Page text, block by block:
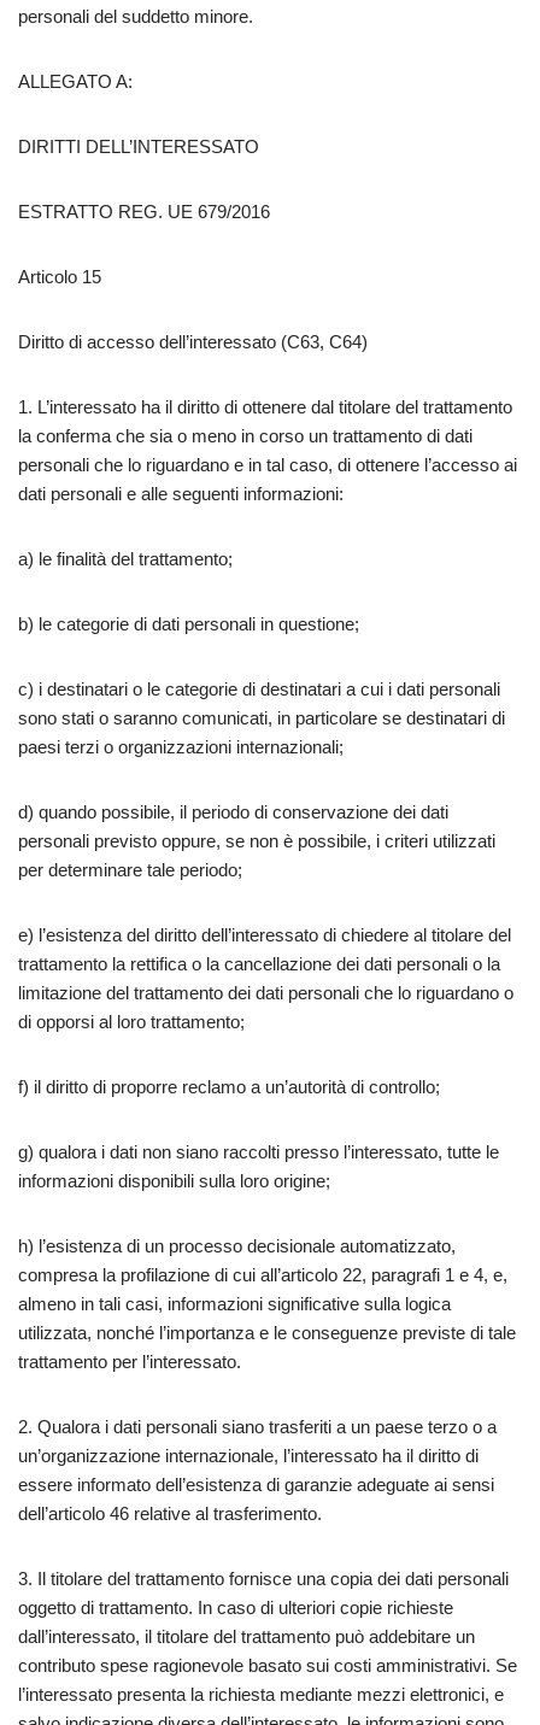
personali del suddetto minore.
ALLEGATO A:
DIRITTI DELL’INTERESSATO
ESTRATTO REG. UE 679/2016
Articolo 15
Diritto di accesso dell’interessato (C63, C64)
1. L’interessato ha il diritto di ottenere dal titolare del trattamento
la conferma che sia o meno in corso un trattamento di dati
personali che lo riguardano e in tal caso, di ottenere l’accesso ai
dati personali e alle seguenti informazioni:
a) le finalità del trattamento;
b) le categorie di dati personali in questione;
c) i destinatari o le categorie di destinatari a cui i dati personali
sono stati o saranno comunicati, in particolare se destinatari di
paesi terzi o organizzazioni internazionali;
d) quando possibile, il periodo di conservazione dei dati
personali previsto oppure, se non è possibile, i criteri utilizzati
per determinare tale periodo;
e) l’esistenza del diritto dell’interessato di chiedere al titolare del
trattamento la rettifica o la cancellazione dei dati personali o la
limitazione del trattamento dei dati personali che lo riguardano o
di opporsi al loro trattamento;
f) il diritto di proporre reclamo a un’autorità di controllo;
g) qualora i dati non siano raccolti presso l’interessato, tutte le
informazioni disponibili sulla loro origine;
h) l’esistenza di un processo decisionale automatizzato,
compresa la profilazione di cui all’articolo 22, paragrafi 1 e 4, e,
almeno in tali casi, informazioni significative sulla logica
utilizzata, nonché l’importanza e le conseguenze previste di tale
trattamento per l’interessato.
2. Qualora i dati personali siano trasferiti a un paese terzo o a
un’organizzazione internazionale, l’interessato ha il diritto di
essere informato dell’esistenza di garanzie adeguate ai sensi
dell’articolo 46 relative al trasferimento.
3. Il titolare del trattamento fornisce una copia dei dati personali
oggetto di trattamento. In caso di ulteriori copie richieste
dall’interessato, il titolare del trattamento può addebitare un
contributo spese ragionevole basato sui costi amministrativi. Se
l’interessato presenta la richiesta mediante mezzi elettronici, e